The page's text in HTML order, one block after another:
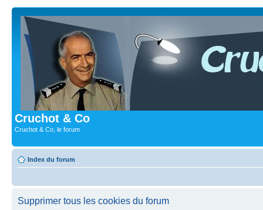
Cruchot & Co
Cruchot & Co, le forum
Index du forum
Supprimer tous les cookies du forum